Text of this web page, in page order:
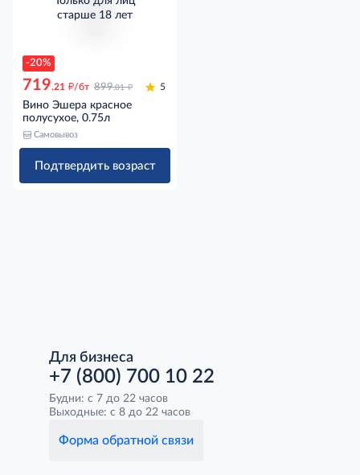
-20%
старше 18 лет
719.21 д/бт 899.01 д 5
Вино Эшера красное
полусухое, 0.75л
Самовывоз
Подтвердить возраст
Для бизнеса
+7 (800) 700 10 22
Будни: с 7 до 22 часов
Выходные: с 8 до 22 часов
Форма обратной связи